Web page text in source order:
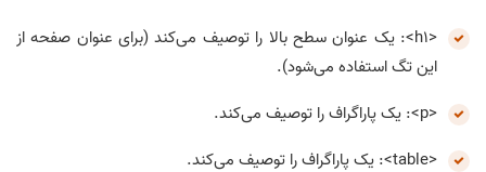
<h1>: یک عنوان سطح بالا را توصیف می‌کند (برای عنوان صفحه از
این تگ استفاده می‌شود).
<p>: یک پاراگراف را توصیف می‌کند.
<table>: یک پاراگراف را توصیف می‌کند.